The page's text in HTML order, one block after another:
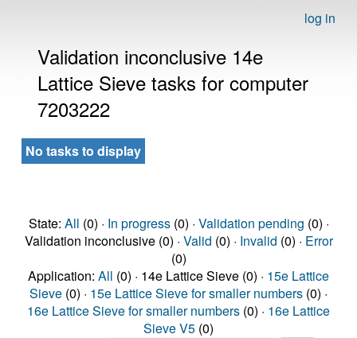
log in
Validation inconclusive 14e
Lattice Sieve tasks for computer
7203222
No tasks to display
State: All (0) · In progress(0) · Validation pending (0) ·
Validation inconclusive (0) · Valid (0) · Invalid (0) · Error
(0)
Application: All (0) · 14e Lattice Sieve (0) · 15e Lattice
Sieve (0) · 15e Lattice Sieve for smaller numbers (0) ·
16e Lattice Sieve for smaller numbers (0) · 16e Lattice
Sieve V5 (0)